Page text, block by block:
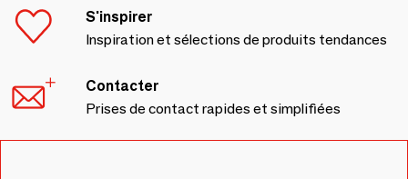
S'inspirer
Inspiration et sélections de produits tendances
Contacter
Prises de contact rapides et simplifiées